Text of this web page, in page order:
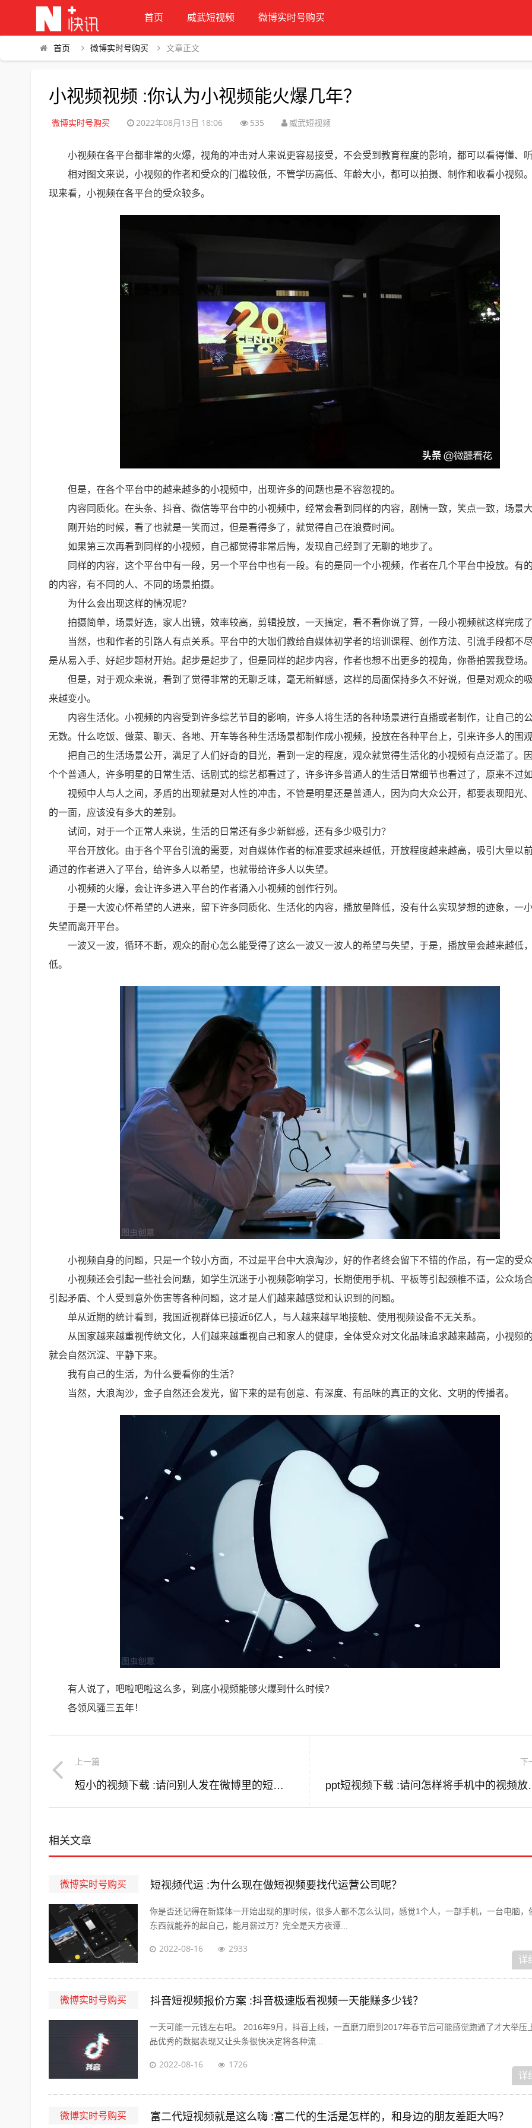
首页 威武短视频 微博实时号购买
首页 微博实时号购买 文章正文
小视频视频 :你认为小视频能火爆几年？
微博实时号购买 2022年08月13日 18:06 535 威武短视频
小视频在各平台都非常的火爆，视角的冲击对人来说更容易接受，不会受到教育程度的影响，都可以看得懂、听
相对图文来说，小视频的作者和受众的门槛较低，不管学历高低、年龄大小，都可以拍摄、制作和收看小视频
现来看，小视频在各平台的受众较多。
但是，在各个平台中的越来越多的小视频中，出现许多的问题也是不容忽视的。
内容同质化。在头条、抖音、微信等平台中的小视频中，经常会看到同样的内容，剧情一致，笑点一致，场景大
刚开始的时候，看了也就是一笑而过，但是看得多了，就觉得自己在浪费时间。
如果第三次再看到同样的小视频，自己都觉得非常后悔，发现自己经到了无聊的地步了。
同样的内容，这个平台中有一段，另一个平台中也有一段。有的是同一个小视频，作者在几个平台中投放。有
的内容，有不同的人、不同的场景拍摄。
为什么会出现这样的情况呢？
拍摄简单，场景好选，家人出镜，效率较高，剪辑投放，一天搞定，看不看你说了算，一段小视频就这样完成了
当然，也和作者的引路人有点关系。平台中的大咖们教给自媒体初学者的培训课程、创作方法、引流手段都不
是从易入手、好起步题材开始。起步是起步了，但是同样的起步内容，作者也想不出更多的视角，你番拍罢我登场。
但是，对于观众来说，看到了觉得非常的无聊乏味，毫无新鲜感，这样的局面保持多久不好说，但是对观众的
来越变小。
内容生活化。小视频的内容受到许多综艺节目的影响，许多人将生活的各种场景进行直播或者制作，让自己的
无数。什么吃饭、做菜、聊天、各地、开车等各种生活场景都制作成小视频，投放在各种平台上，引来许多人的围观
把自己的生活场景公开，满足了人们好奇的目光，看到一定的程度，观众就觉得生活化的小视频有点泛滥了。
个个普通人，许多明星的日常生活、话剧式的综艺都看过了，许多许多普通人的生活日常细节也看过了，原来不过如
视频中人与人之间，矛盾的出现就是对人性的冲击，不管是明星还是普通人，因为向大众公开，都要表现阳光
的一面，应该没有多大的差别。
试问，对于一个正常人来说，生活的日常还有多少新鲜感，还有多少吸引力？
平台开放化。由于各个平台引流的需要，对自媒体作者的标准要求越来越低，开放程度越来越高，吸引大量以
通过的作者进入了平台，给许多人以希望，也就带给许多人以失望。
小视频的火爆，会让许多进入平台的作者涌入小视频的创作行列。
于是一大波心怀希望的人进来，留下许多同质化、生活化的内容，播放量降低，没有什么实现梦想的迹象，一
失望而离开平台。
一波又一波，循环不断，观众的耐心怎么能受得了这么一波又一波人的希望与失望，于是，播放量会越来越低
低。
小视频自身的问题，只是一个较小方面，不过是平台中大浪淘沙，好的作者终会留下不错的作品，有一定的受众
小视频还会引起一些社会问题，如学生沉迷于小视频影响学习，长期使用手机、平板等引起颈椎不适，公众场
引起矛盾、个人受到意外伤害等各种问题，这才是人们越来越感觉和认识到的问题。
单从近期的统计看到，我国近视群体已接近6亿人，与人越来越早地接触、使用视频设备不无关系。
从国家越来越重视传统文化，人们越来越重视自己和家人的健康，全体受众对文化品味追求越来越高，小视频
就会自然沉淀、平静下来。
我有自己的生活，为什么要看你的生活？
当然，大浪淘沙，金子自然还会发光，留下来的是有创意、有深度、有品味的真正的文化、文明的传播者。
有人说了，吧啦吧啦这么多，到底小视频能够火爆到什么时候?
各领风骚三五年！
上一篇
短小的视频下载 :请问别人发在微博里的短视频可以下载？如果可以！该怎么下载？
下
ppt短视频
相关文章
微博实时号购买 短视频代运 :为什么现在做短视频要找代运营公司呢？
你是否还记得在新媒体一开始出现的那时候，很多人都不怎么认同，感觉1个人，一部手机，一台电脑，
东西就能养的起自己，能月薪过万？完全是天方夜谭...
2022-08-16 2933
详
微博实时号购买 抖音短视频报价方案 :抖音极速版看视频一天能赚多少钱？
一天可能一元钱左右吧。 2016年9月，抖音上线，一直磨刀磨到2017年春节后可能感觉跑通了才大举压
品优秀的数据表现又让头条很快决定将各种流...
2022-08-16 1726
详
微博实时号购买 富二代短视频就是这么嗨 :富二代的生活是怎样的，和身边的朋友差距大吗？